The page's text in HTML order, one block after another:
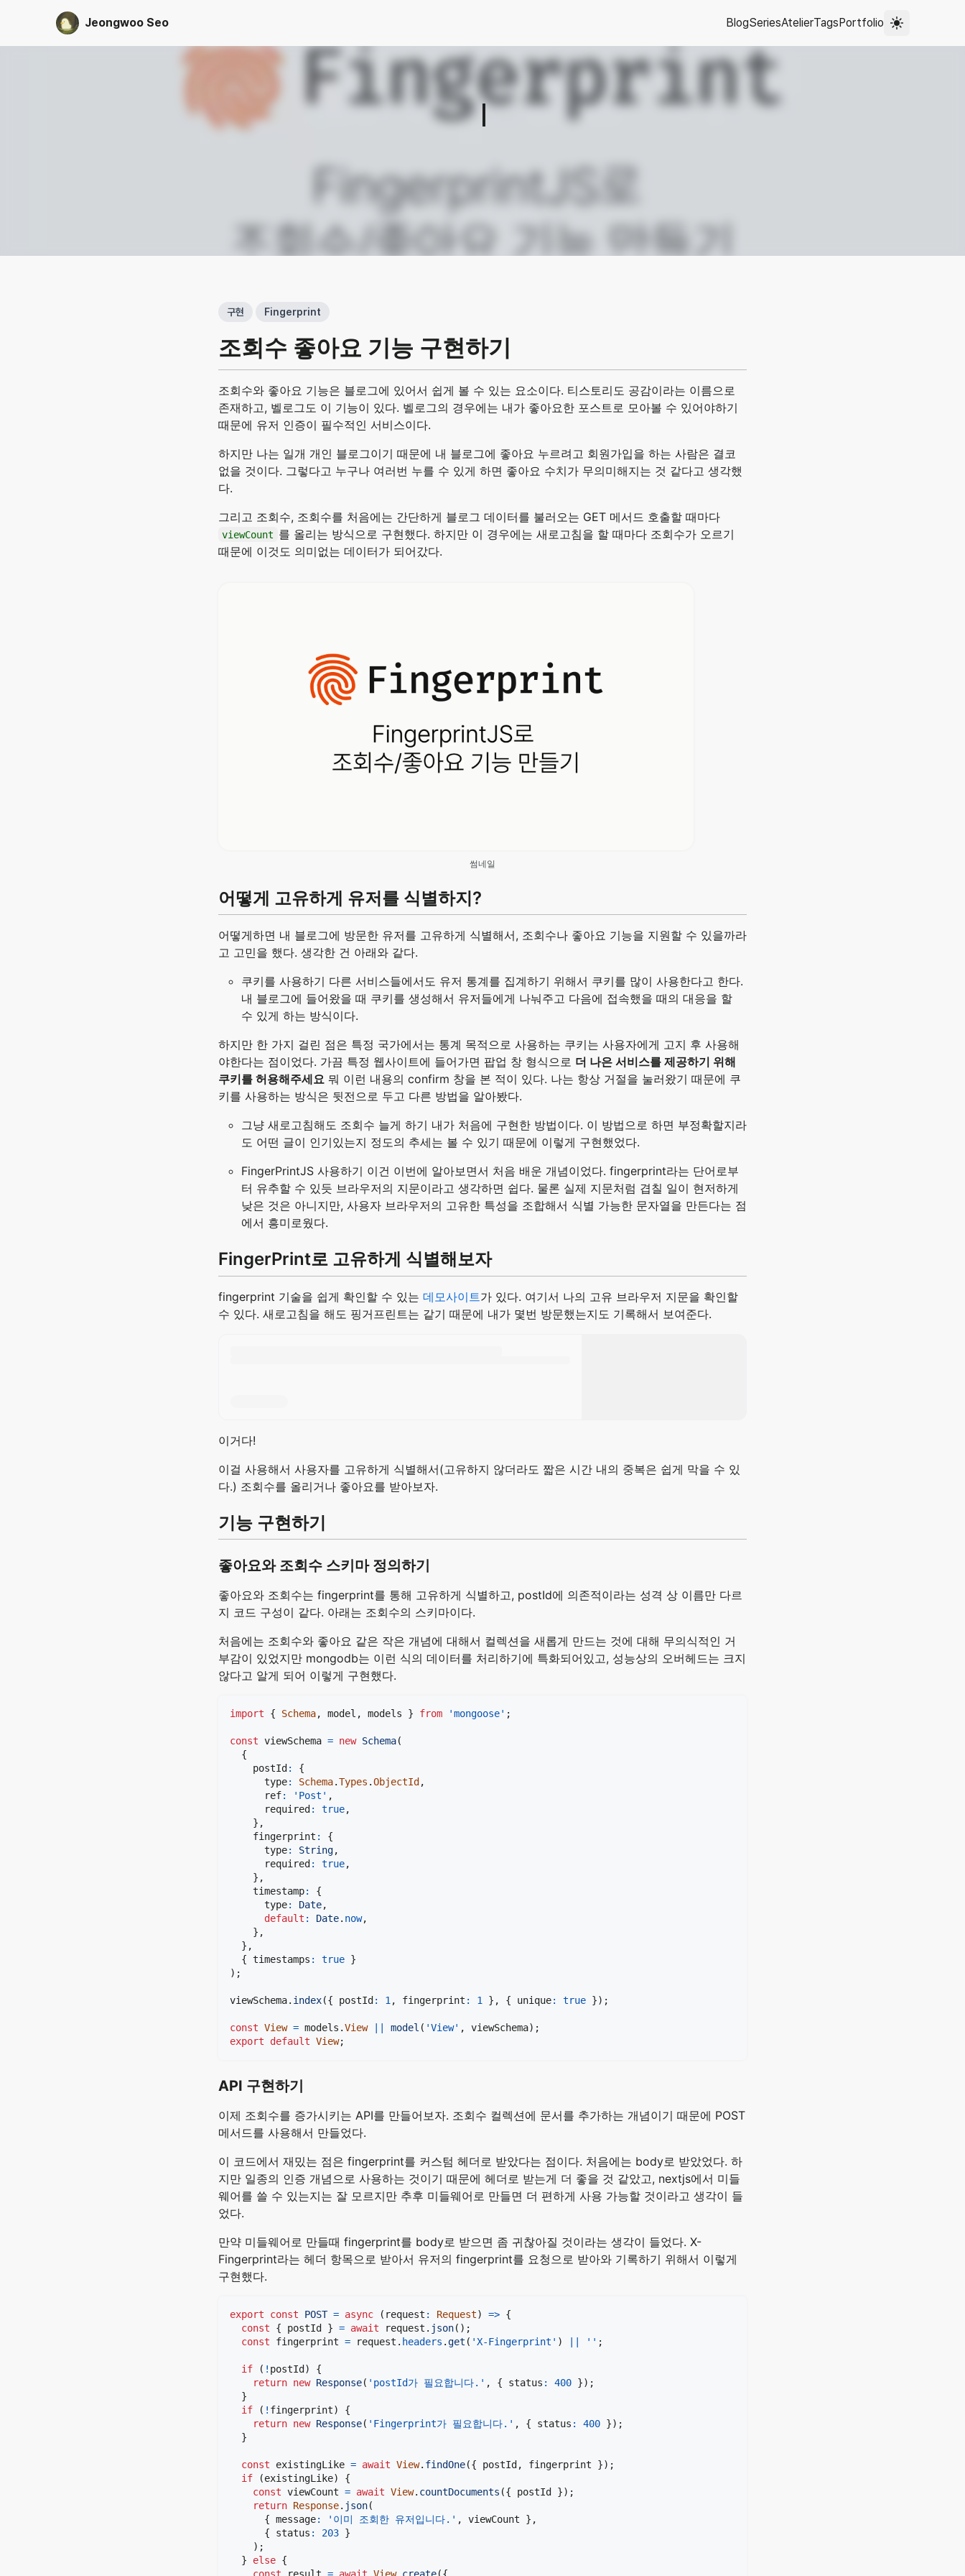
Jeongwoo Seo BlogSeriesAtelierTagsPortfolio
구현 Fingerprint
조회수 좋아요 기능 구현하기
조회수와 좋아요 기능은 블로그에 있어서 쉽게 볼 수 있는 요소이다. 티스토리도 공감이라는 이름으로
존재하고, 벨로그도 이 기능이 있다. 벨로그의 경우에는 내가 좋아요한 포스트로 모아볼 수 있어야하기
때문에 유저 인증이 필수적인 서비스이다.
하지만 나는 일개 개인 블로그이기 때문에 내 블로그에 좋아요 누르려고 회원가입을 하는 사람은 결코
없을 것이다. 그렇다고 누구나 여러번 누를 수 있게 하면 좋아요 수치가 무의미해지는 것 같다고 생각했
다.
그리고 조회수, 조회수를 처음에는 간단하게 블로그 데이터를 불러오는 GET 메서드 호출할 때마다
viewCount 를 올리는 방식으로 구현했다. 하지만 이 경우에는 새로고침을 할 때마다 조회수가 오르기
때문에 이것도 의미없는 데이터가 되어갔다.
썸네일
어떻게 고유하게 유저를 식별하지?
어떻게하면 내 블로그에 방문한 유저를 고유하게 식별해서, 조회수나 좋아요 기능을 지원할 수 있을까라
고 고민을 했다. 생각한 건 아래와 같다.
쿠키를 사용하기 다른 서비스들에서도 유저 통계를 집계하기 위해서 쿠키를 많이 사용한다고 한다.
내 블로그에 들어왔을 때 쿠키를 생성해서 유저들에게 나눠주고 다음에 접속했을 때의 대응을 할
수 있게 하는 방식이다.
하지만 한 가지 걸린 점은 특정 국가에서는 통계 목적으로 사용하는 쿠키는 사용자에게 고지 후 사용해
야한다는 점이었다. 가끔 특정 웹사이트에 들어가면 팝업 창 형식으로 더 나은 서비스를 제공하기 위해
쿠키를 허용해주세요 뭐 이런 내용의 confirm 창을 본 적이 있다. 나는 항상 거절을 눌러왔기 때문에 쿠
키를 사용하는 방식은 뒷전으로 두고 다른 방법을 알아봤다.
그냥 새로고침해도 조회수 늘게 하기 내가 처음에 구현한 방법이다. 이 방법으로 하면 부정확할지라
도 어떤 글이 인기있는지 정도의 추세는 볼 수 있기 때문에 이렇게 구현했었다.
FingerPrintJS 사용하기 이건 이번에 알아보면서 처음 배운 개념이었다. fingerprint라는 단어로부
터 유추할 수 있듯 브라우저의 지문이라고 생각하면 쉽다. 물론 실제 지문처럼 겹칠 일이 현저하게
낮은 것은 아니지만, 사용자 브라우저의 고유한 특성을 조합해서 식별 가능한 문자열을 만든다는 점
에서 흥미로웠다.
FingerPrint로 고유하게 식별해보자
fingerprint 기술을 쉽게 확인할 수 있는 데모사이트가 있다. 여기서 나의 고유 브라우저 지문을 확인할
수 있다. 새로고침을 해도 핑거프린트는 같기 때문에 내가 몇번 방문했는지도 기록해서 보여준다.
이거다!
이걸 사용해서 사용자를 고유하게 식별해서(고유하지 않더라도 짧은 시간 내의 중복은 쉽게 막을 수 있
다.) 조회수를 올리거나 좋아요를 받아보자.
기능 구현하기
좋아요와 조회수 스키마 정의하기
좋아요와 조회수는 fingerprint를 통해 고유하게 식별하고, postId에 의존적이라는 성격 상 이름만 다르
지 코드 구성이 같다. 아래는 조회수의 스키마이다.
처음에는 조회수와 좋아요 같은 작은 개념에 대해서 컬렉션을 새롭게 만드는 것에 대해 무의식적인 거
부감이 있었지만 mongodb는 이런 식의 데이터를 처리하기에 특화되어있고, 성능상의 오버헤드는 크지
않다고 알게 되어 이렇게 구현했다.
import { Schema, model , models } from 'mongoose' ;
const viewSchema = new Schema(
{
    postId
:
{
      type
: Schema.Types .ObjectId ,
      ref
: 'Post' ,
      required
: true,
} ,
    fingerprint
:
{
      type
: String,
      required
: true,
} ,
    timestamp
:
{
      type
: Date,
default : Date. now,
} ,
} ,
{ timestamps : true }
) ;
viewSchema. index({ postId : 1 , fingerprint : 1 } , { unique: true }) ;
const View = models .View model ( 'View' , viewSchema) ;
export
default View;
API 구현하기
이제 조회수를 증가시키는 API를 만들어보자. 조회수 컬렉션에 문서를 추가하는 개념이기 때문에 POST
메서드를 사용해서 만들었다.
이 코드에서 재밌는 점은 fingerprint를 커스텀 헤더로 받았다는 점이다. 처음에는 body로 받았었다. 하
지만 일종의 인증 개념으로 사용하는 것이기 때문에 헤더로 받는게 더 좋을 것 같았고, nextjs에서 미들
웨어를 쓸 수 있는지는 잘 모르지만 추후 미들웨어로 만들면 더 편하게 사용 가능할 것이라고 생각이 들
었다.
만약 미들웨어로 만들때 fingerprint를 body로 받으면 좀 귀찮아질 것이라는 생각이 들었다. X-
Fingerprint라는 헤더 항목으로 받아서 유저의 fingerprint를 요청으로 받아와 기록하기 위해서 이렇게
구현했다.
export const POST = async ( request : Request) => {
const
{ postId } = await request . json( ) ;
const fingerprint = request . headers .get ( 'X-Fingerprint' ) '' ;
if ( ! postId )
{
return new Response( 'postId가 필요합니다.' , { status : 400 }) ;
}
if
( ! fingerprint)
{
return new Response( 'Fingerprint가 필요합니다.' , { status : 400 }) ;
}
const existingLike = await View. findOne({ postId , fingerprint }) ;
if
(existingLike)
{
const viewCount = await View. countDocuments ({ postId }) ;
return Response. json(
{ message: '이미 조회한 유저입니다.' , viewCount } ,
{ status : 203 }
) ;
}
else {
const result = await View. create({